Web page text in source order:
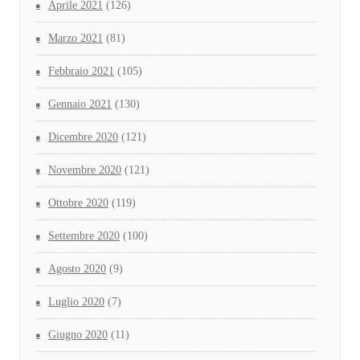
Aprile 2021 (126)
Marzo 2021 (81)
Febbraio 2021 (105)
Gennaio 2021 (130)
Dicembre 2020 (121)
Novembre 2020 (121)
Ottobre 2020 (119)
Settembre 2020 (100)
Agosto 2020 (9)
Luglio 2020 (7)
Giugno 2020 (11)